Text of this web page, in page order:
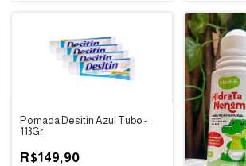
Pomada Desitin Azul Tubo -
113Gr
R$149,90